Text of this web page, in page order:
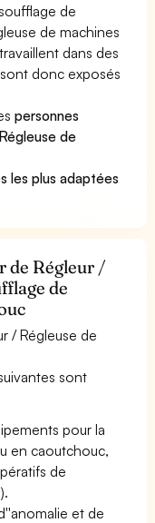
de
de machines
dans des
donc exposés
personnes
de
les plus adaptées
de Régleur /
de
/ Régleuse de
sont
pour la
en caoutchouc,
de
et de